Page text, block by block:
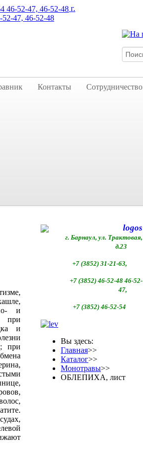
г.
52-47, 46-52-48
Контакты Сотрудничество
и
при
и
при
г. Барнаул, ул. Трактовая,
д.23
+7 (3852) 31-21-63,
+7 (3852) 46-52-48 46-52-
47,
+7 (3852) 46-52-54
Вы здесь:
Главная>>
Каталог>>
Монотравы>>
ОБЛЕПИХА, лист